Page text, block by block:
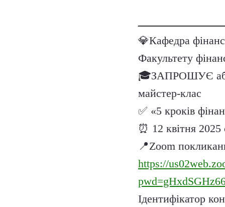
💎Кафедра
Факультету
🎓ЗАПРОШУЄ
майстер-клас
✅ «5 кроків
⏰ 12 квітня 2025
📍Zoom
https://
Ідентифікатор